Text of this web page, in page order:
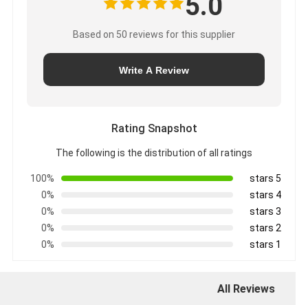
Based on 50 reviews for this supplier
Write A Review
Rating Snapshot
The following is the distribution of all ratings
5 stars
100%
4 stars
0%
3 stars
0%
2 stars
0%
1 stars
0%
All Reviews